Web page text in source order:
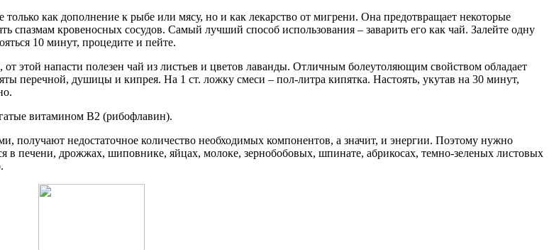
как дополнение к рыбе или мясу, но и как лекарство от мигрени. Она предотвращает некоторые
спазмам кровеносных сосудов. Самый лучший способ использования – заварить его как чай. Залейте одну
10 минут, процедите и пейте.
этой напасти полезен чай из листьев и цветов лаванды. Отличным болеутоляющим свойством обладает
перечной, душицы и кипрея. На 1 ст. ложку смеси – пол-литра кипятка. Настоять, укутав на 30 минут,
витамином В2 (рибофлавин).
получают недостаточное количество необходимых компонентов, а значит, и энергии. Поэтому нужно
в печени, дрожжах, шиповнике, яйцах, молоке, зернобобовых, шпинате, абрикосах, темно-зеленых листовых